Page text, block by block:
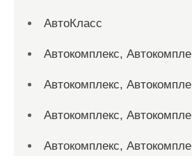
АвтоКласс
Автокомплекс,
Автокомплекс,
Автокомплекс,
Автокомплекс,